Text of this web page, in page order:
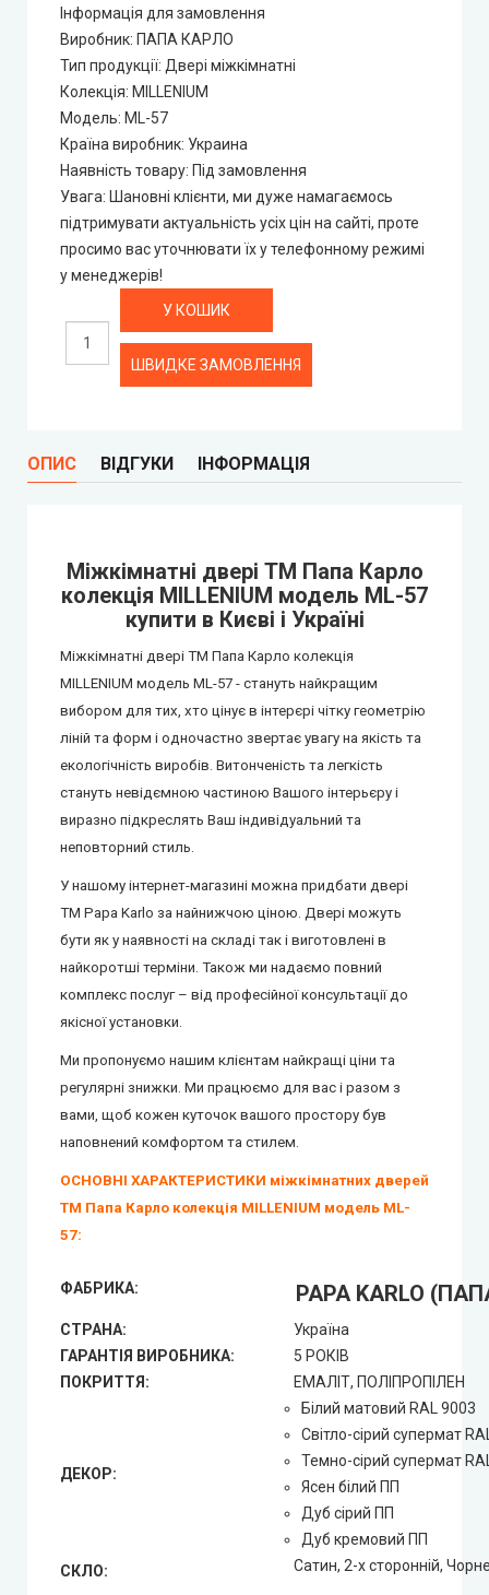
City Line Express
Syndicate Doors (Сіндікат Дорс)
STDM
Gorgania (Горганія)
Verto (Верто)
EcoDoors (Екодорс)
Інформація для замовлення
Виробник: ПАПА КАРЛО
Тип продукції: Двері міжкімнатні
Колекція: MILLENIUM
Модель: ML-57
Країна виробник: Украина
Наявність товару: Під замовлення
Увага: Шановні клієнти, ми дуже намагаємось
підтримувати актуальність усіх цін на сайті, проте
просимо вас уточнювати їх у телефонному режимі
у менеджерів!
ШВИДКЕ ЗАМОВЛЕННЯ
ОПИС ВІДГУКИ ІНФОРМАЦІЯ
Міжкімнатні двері ТМ Папа Карло
колекція MILLENIUM модель ML-57
купити в Києві і Україні
Міжкімнатні двері ТМ Папа Карло колекція
MILLENIUM модель ML-57 - стануть найкращим
вибором для тих, хто цінує в інтерєрі чітку геометрію
ліній та форм і одночастно звертає увагу на якість та
екологічність виробів. Витонченість та легкість
стануть невідємною частиною Вашого інтерьєру і
виразно підкреслять Ваш індивідуальний та
неповторний стиль.
У нашому інтернет-магазині можна придбати двері
ТМ Papa Karlo за найнижчою ціною. Двері можуть
бути як у наявності на складі так і виготовлені в
найкоротші терміни. Також ми надаємо повний
комплекс послуг – від професійної консультації до
якісної установки.
Ми пропонуємо нашим клієнтам найкращі ціни та
регулярні знижки. Ми працюємо для вас і разом з
вами, щоб кожен куточок вашого простору був
наповнений комфортом та стилем.
ОСНОВНІ ХАРАКТЕРИСТИКИ міжкімнатних дверей
ТМ Папа Карло колекція MILLENIUM модель ML-
57:
ФАБРИКА: PAPA KARLO
СТРАНА:
Україна
ГАРАНТІЯ ВИРОБНИКА:
5 РОКІВ
ПОКРИТТЯ:
ЕМАЛІТ, ПОЛІПРОПІЛЕН
ДЕКОР:
Білий матовий RAL 9003
Світло-сірий супермат
Темно-сірий супермат
Ясен білий ПП
Дуб сірий ПП
Дуб кремовий ПП
СКЛО:
Сатин, 2-х сторонній,